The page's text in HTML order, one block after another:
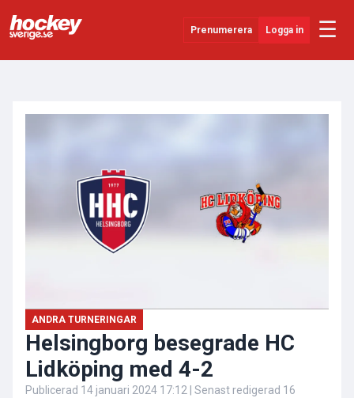
Prenumerera Logga in ☰
ANDRA TURNERINGAR
Helsingborg besegrade HC
Lidköping med 4-2
Publicerad 14 januari 2024 17:12 | Senast redigerad 16